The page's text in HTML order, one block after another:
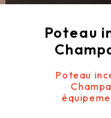
Poteau
Poteau